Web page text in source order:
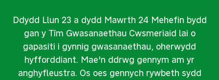
Ddydd Llun 23 a dydd Mawrth 24 Mehefin bydd
gan y Tîm Gwasanaethau Cwsmeriaid lai o
gapasiti i gynnig gwasanaethau, oherwydd
hyfforddiant. Mae'n ddrwg gennym am yr
anghyfleustra. Os oes gennych rywbeth sydd